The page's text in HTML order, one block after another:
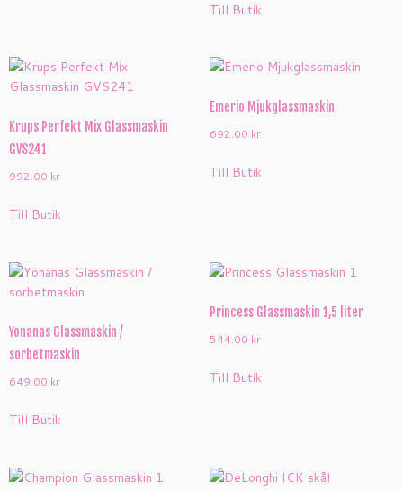
Till Butik
Krups Perfekt Mix Glassmaskin
GVS241
992.00 kr
Till Butik
Emerio Mjukglassmaskin
692.00 kr
Till Butik
Yonanas Glassmaskin /
sorbetmaskin
649.00 kr
Till Butik
Princess Glassmaskin 1,5 liter
544.00 kr
Till Butik